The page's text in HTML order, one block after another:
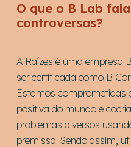
O que o B Lab
controversas?
A Raízes é uma empresa
ser certificada como B
Estamos
positiva do mundo e
problemas diversos
premissa. Sendo assim,